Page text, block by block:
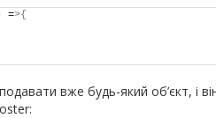
=>{
вже будь-який об’єкт, і